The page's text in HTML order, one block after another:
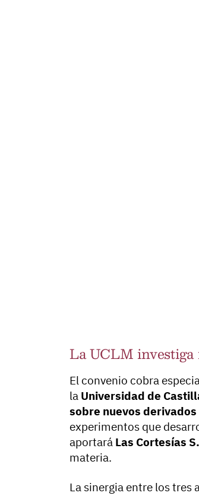
La UCLM investiga
El convenio cobra
la Universidad de
sobre nuevos
experimentos que
aportará Las Cortesías
materia.
La sinergia entre los